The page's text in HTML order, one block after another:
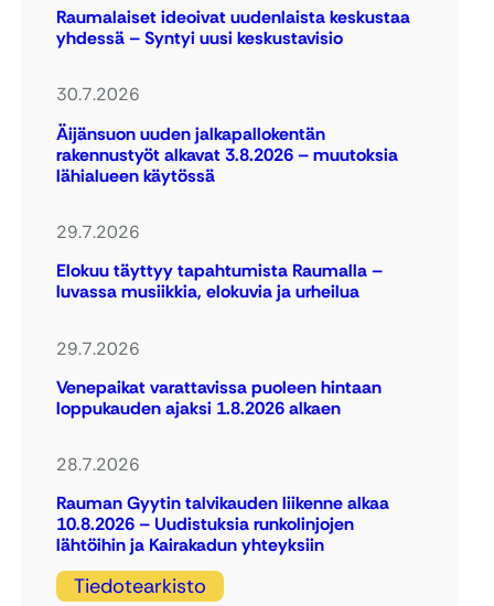
Raumalaiset ideoivat uudenlaista keskustaa
yhdessä – Syntyi uusi keskustavisio
30.7.2026
Äijänsuon uuden jalkapallokentän
rakennustyöt alkavat 3.8.2026 – muutoksia
lähialueen käytössä
29.7.2026
Elokuu täyttyy tapahtumista Raumalla –
luvassa musiikkia, elokuvia ja urheilua
29.7.2026
Venepaikat varattavissa puoleen hintaan
loppukauden ajaksi 1.8.2026 alkaen
28.7.2026
Rauman Gyytin talvikauden liikenne alkaa
10.8.2026 – Uudistuksia runkolinjojen
lähtöihin ja Kairakadun yhteyksiin
Tiedotearkisto